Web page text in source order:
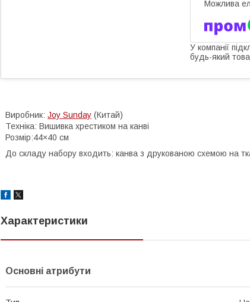
У компанії
будь-який
Виробник: Joy Sunday (Китай)
Техніка: Вишивка хрестиком на канві
Розмір:44×40 см
До складу набору входить: канва з друкованою схемою на
Характеристики
Основні атрибути